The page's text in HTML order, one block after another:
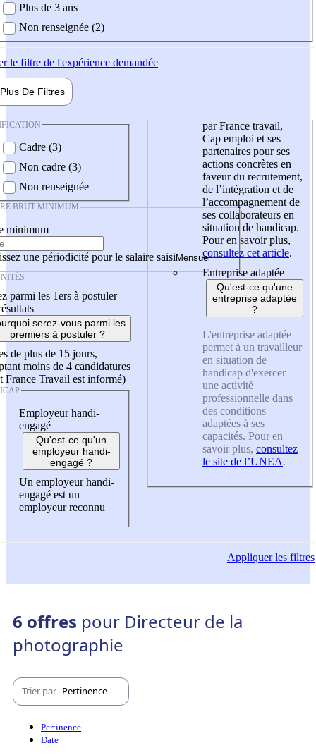
Plus de 3 ans
Non renseignée (2)
le filtre de l'expérience demandée
Plus De Filtres
Cadre (3)
Non cadre (3)
Non renseignée
BRUT MINIMUM
minimum
une périodicité pour le salaire saisi
parmi les 1ers à postuler
serez-vous parmi les
premiers à postuler ?
de plus de 15 jours,
moins de 4 candidatures
France Travail est informé)
Employeur handi-
engagé
Qu'est-ce qu'un
employeur handi-
engagé ?
Un employeur handi-
engagé est un
employeur reconnu
par France travail,
Cap emploi et ses
partenaires pour ses
actions concrètes en
faveur du recrutement,
de l’intégration et de
l’accompagnement de
ses collaborateurs en
situation de handicap.
Pour en savoir plus,
consultez cet article.
Entreprise adaptée
Qu'est-ce qu'une
entreprise adaptée
?
L'entreprise adaptée
permet à un travailleur
en situation de
handicap d'exercer
une activité
professionnelle dans
des conditions
adaptées à ses
capacités. Pour en
savoir plus, consultez
le site de l’UNEA.
Appliquerles filtres
6 offres pour Directeur de la
photographie
Trier par Pertinence
Pertinence
Date